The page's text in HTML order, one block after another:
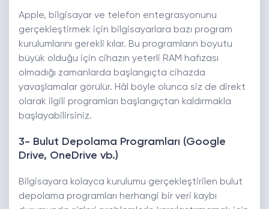
Apple, bilgisayar ve telefon entegrasyonunu
gerçekleştirmek için bilgisayarlara bazı program
kurulumlarını gerekli kılar. Bu programların boyutu
büyük olduğu için cihazın yeterli RAM hafızası
olmadığı zamanlarda başlangıçta cihazda
yavaşlamalar görülür. Hâl böyle olunca siz de direkt
olarak ilgili programları başlangıçtan kaldırmakla
başlayabilirsiniz.
3- Bulut Depolama Programları (Google
Drive, OneDrive vb.)
Bilgisayara kolayca kurulumu gerçekleştirilen bulut
depolama programları herhangi bir veri kaybı